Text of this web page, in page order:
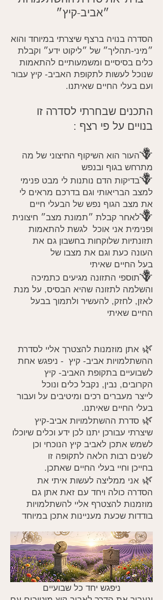
״אביב-קיץ״
הסדרה בנויה ברצף שיצרתי במיוחד והוא
״מיני-תהליך״ של ״ליקוט ידע״ וקבלת
כלים בסיסיים ומשמעותיים להתאמות
שנוכל לעשות לתקופת האביב- קיץ עבור
ועם בעלי החיים שאיתנו.
התכנים שבחרתי לסדרה זו
בנויים על פי רצף :
🪻העור הוא השיקוף החיצוני של מה
מתרחש בגוף ובנפש
🪻בדיקות הדם נותנות לי מבט פנימי
למצב הבריאותי וגם בדרכם מראים לי
את מצב הגוף נפש של הבעלי חיים
🪻לאחר קבלת ״תמונת מצב״ חיצונית
ופנימית אני אוכל לגשת להתאמות
תזונתיות שלוקחות בחשבון גם את
העונה כעת וגם את מצבו של
בעל החיים שאיתי
🪻תוספי התזונה מגיעים כתמיכה
והשלמה לתזונה שהיא הבסיס, על מנת
לאזן, לחזק, להעשיר ולתמוך בבעל
החיים שאיתי
🌿 אתן מוזמנות להצטרך אליי לסדרת
ההשתלמויות אביב- קיץ - ניפגש אחת
לשבועיים בתקופת האביב- קיץ
הקרובים, נבין, נקבל כלים ונוכל
לייצר מעברים רכים ומיטיבים על ועבור
בעלי החיים שאיתנו.
🌿 סדרת ההשתלמויות אביב-קיץ
שיצרתי עבורכן יתנו לכן ידע וכלים שיוכלו
לשמש אתכן לאביב קיץ הנוכחי וכן
לשנים רבות הלאה לתקופה זו
בחייכן וחיי בעלי החיים שאתכן.
🌿 אני ממליצה לעשות איתי את
הסדרה כולה ויחד עם זאת אתן גם
מוזמנות להצטרף אליי להשתלמויות
בודדות שכעת מעניינות אתכן במיוחד
ניפגש יחד כל שבועיים